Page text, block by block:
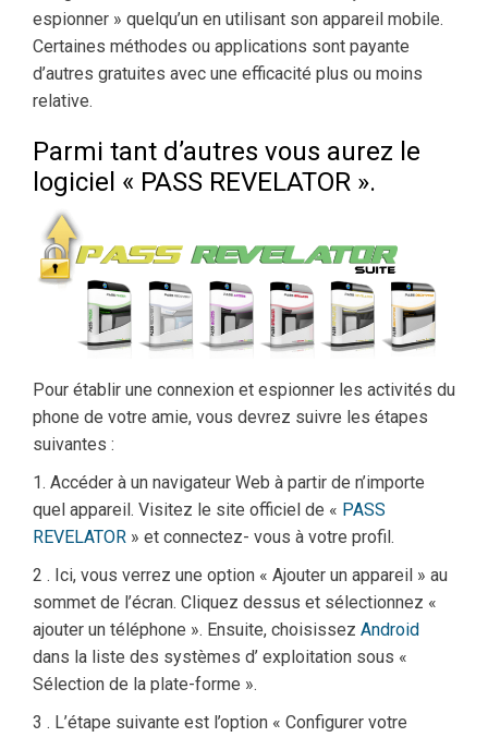
espionner » quelqu’un en utilisant son appareil mobile.
Certaines méthodes ou applications sont payante
d’autres gratuites avec une efficacité plus ou moins
relative.
Parmi tant d’autres vous aurez le
logiciel « PASS REVELATOR ».
Pour établir une connexion et espionner les activités du
phone de votre amie, vous devrez suivre les étapes
suivantes :
1. Accéder à un navigateur Web à partir de n’importe
quel appareil. Visitez le site officiel de « PASS
REVELATOR » et connectez- vous à votre profil.
2 . Ici, vous verrez une option « Ajouter un appareil » au
sommet de l’écran. Cliquez dessus et sélectionnez «
ajouter un téléphone ». Ensuite, choisissez Android
dans la liste des systèmes d’ exploitation sous «
Sélection de la plate-forme ».
3 . L’étape suivante est l’option « Configurer votre